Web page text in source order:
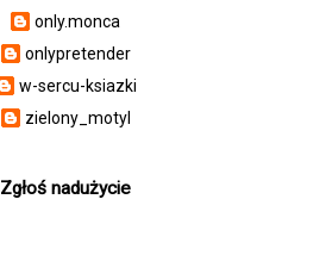
only.monca
onlypretender
w-sercu-ksiazki
zielony_motyl
Zgłoś nadużycie